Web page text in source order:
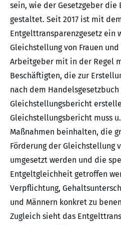
sein, wie der Gesetzgeber
gestaltet. Seit 2017 ist mit
Entgelttransparenzgesetz ein
Gleichstellung von Frauen
Arbeitgeber mit in der Regel
Beschäftigten, die zur
nach dem
Gleichstellungsbericht
Gleichstellungsbericht muss
Maßnahmen beinhalten, die
Förderung der Gleichstellung
umgesetzt werden und die
Entgeltgleichheit getroffen
Verpflichtung,
und Männern konkret zu
Zugleich sieht das